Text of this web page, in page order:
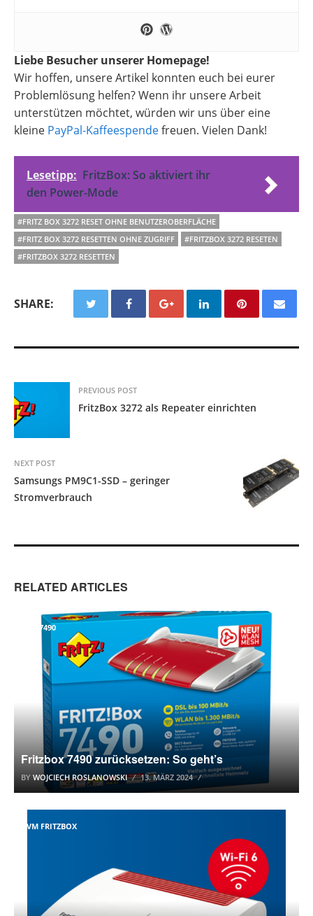
Liebe Besucher unserer Homepage!
Wir hoffen, unsere Artikel konnten euch bei eurer
Problemlösung helfen? Wenn ihr unsere Arbeit
unterstützen möchtet, würden wir uns über eine
kleine PayPal-Kaffeespendefreuen. Vielen Dank!
Lesetipp: FritzBox: So aktiviert ihr
den Power-Mode
#FRITZ BOX 3272 RESET OHNE BENUTZEROBERFLÄCHE
#FRITZ BOX 3272 RESETTEN OHNE ZUGRIFF
#FRITZBOX 3272 RESETEN
#FRITZBOX 3272 RESETTEN
SHARE:
PREVIOUS POST
FritzBox 3272 als Repeater einrichten
NEXT POST
Samsungs PM9C1-SSD – geringer
Stromverbrauch
RELATED ARTICLES
BOX 7490
Fritzbox 7490 zurücksetzen: So geht’s
BY WOJCIECH ROSLANOWSKI 13. MÄRZ 2024
AVM FRITZBOX